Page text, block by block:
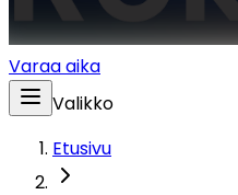
Varaa aika
Valikko
Etusivu